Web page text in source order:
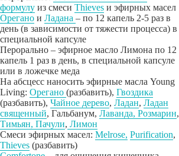
формулу из смеси Thieves и эфирных масел
Орегано и Ладана – по 12 капель 2-5 раз в
день (в зависимости от тяжести процесса) в
специальной капсуле
Перорально – эфирное масло Лимона по 12
капель 1 раз в день, в специальной капсуле
или в ложечке меда
На абсцесс наносить эфирные масла Young
Living: Орегано (разбавить), Гвоздика
(разбавить), Чайное дерево, Ладан, Ладан
священный, Гальбанум, Лаванда, Розмарин,
Тимьян, Пачули, Лимон
Смеси эфирных масел: Melrose, Purification,
Thieves (разбавить)